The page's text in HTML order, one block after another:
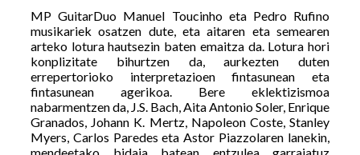
MP GuitarDuo Manuel Toucinho eta Pedro Rufino
musikariek osatzen dute, eta aitaren eta semearen
arteko lotura hautsezin baten emaitza da. Lotura hori
konplizitate bihurtzen da, aurkezten duten
errepertorioko interpretazioen fintasunean eta
fintasunean agerikoa. Bere eklektizismoa
nabarmentzen da, J.S. Bach, Aita Antonio Soler, Enrique
Granados, Johann K. Mertz, Napoleon Coste, Stanley
Myers, Carlos Paredes eta Astor Piazzolaren lanekin,
mendeetako bidaia batean entzulea garraiatuz